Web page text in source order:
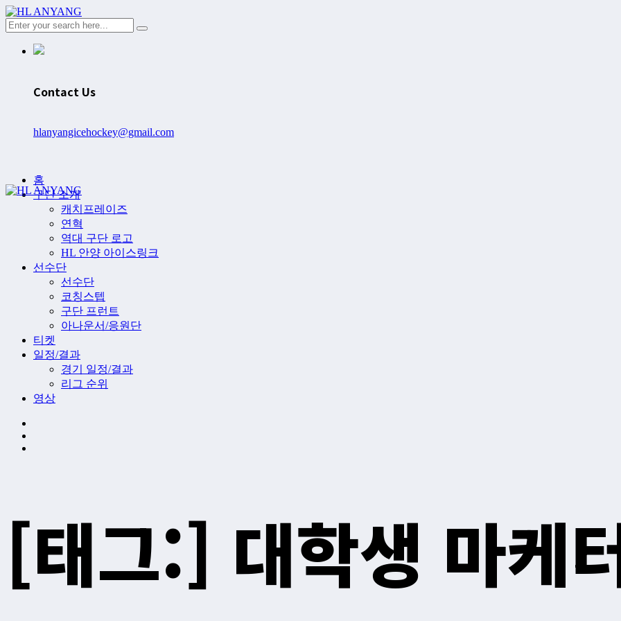
Contact Us
hlanyangicehockey@gmail.com
홈
구단 소개
캐치프레이즈
연혁
역대 구단 로고
HL 안양 아이스링크
선수단
선수단
코칭스텝
구단 프런트
아나운서/응원단
티켓
일정/결과
경기 일정/결과
리그 순위
영상
[태그:] 대학생 마케